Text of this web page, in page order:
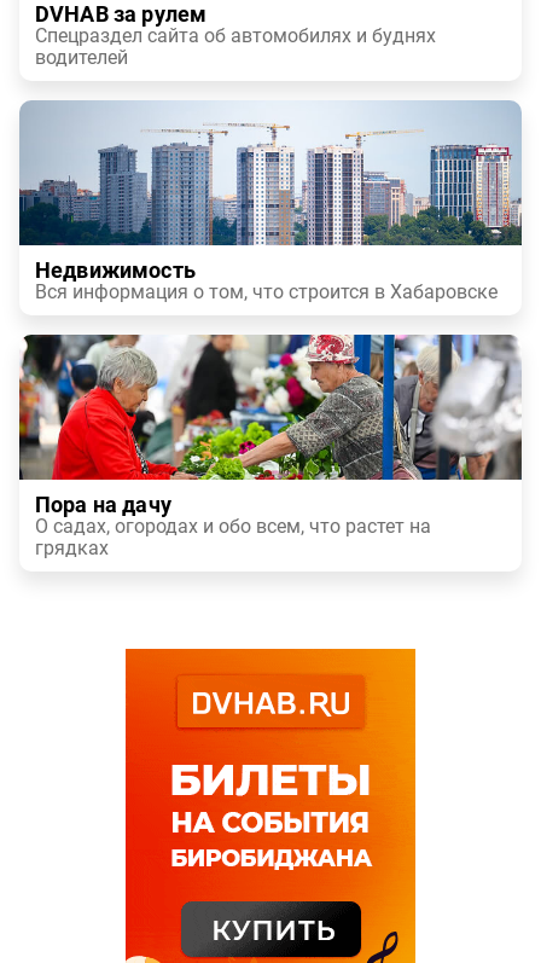
DVHAB за рулем
Спецраздел сайта об автомобилях и буднях
водителей
Недвижимость
Вся информация о том, что строится в Хабаровске
Пора на дачу
О садах, огородах и обо всем, что растет на
грядках